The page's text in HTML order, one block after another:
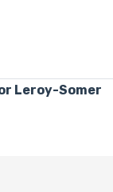
Leroy-Somer